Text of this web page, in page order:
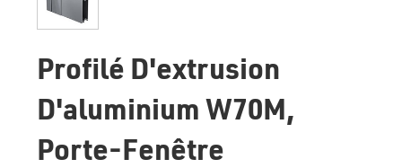
Profilé D'extrusion
D'aluminium W70M,
Porte-Fenêtre